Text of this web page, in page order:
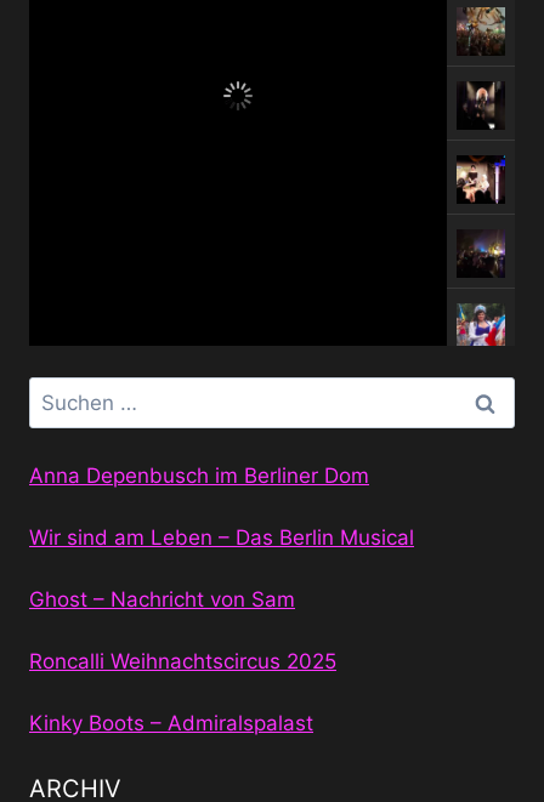
Suchen
nach:
Anna Depenbusch im Berliner Dom
Wir sind am Leben – Das Berlin Musical
Ghost – Nachricht von Sam
Roncalli Weihnachtscircus 2025
Kinky Boots – Admiralspalast
ARCHIV